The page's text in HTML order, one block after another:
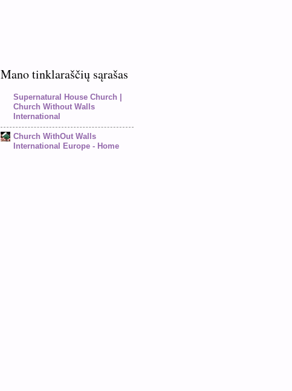
Mano tinklaraščių sąrašas
Supernatural House Church |
Church Without Walls
International
Church WithOut Walls
International Europe - Home